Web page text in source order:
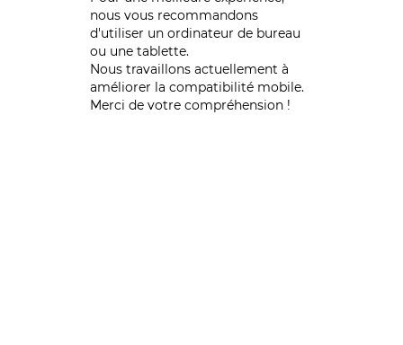
nous vous recommandons
d'utiliser un ordinateur de bureau
ou une tablette.
Nous travaillons actuellement à
améliorer la compatibilité mobile.
Merci de votre compréhension !